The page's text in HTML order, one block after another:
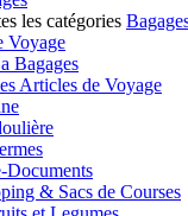
les catégories
Voyage
Bagages
Articles de Voyage
Documents
& Sacs de Courses